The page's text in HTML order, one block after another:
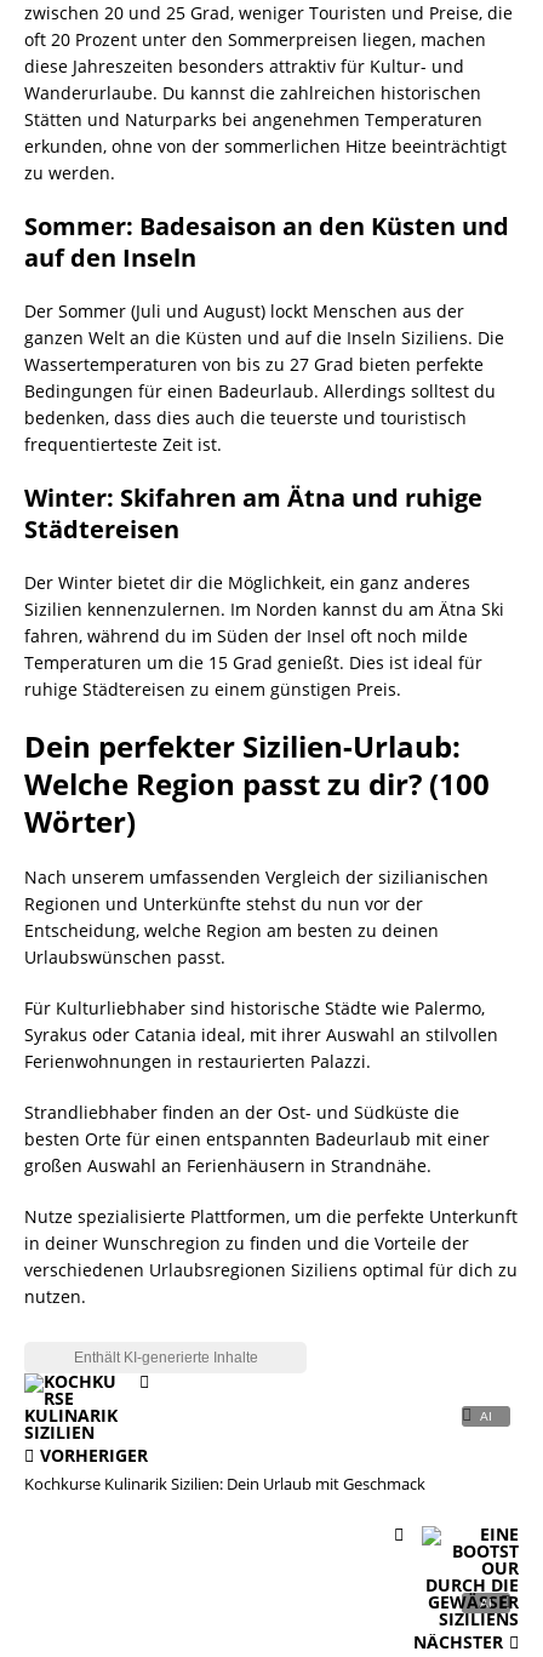
zwischen 20 und 25 Grad, weniger Touristen und Preise, die
oft 20 Prozent unter den Sommerpreisen liegen, machen
diese Jahreszeiten besonders attraktiv für Kultur- und
Wanderurlaube. Du kannst die zahlreichen historischen
Stätten und Naturparks bei angenehmen Temperaturen
erkunden, ohne von der sommerlichen Hitze beeinträchtigt
zu werden.
Sommer: Badesaison an den Küsten und
auf den Inseln
Der Sommer (Juli und August) lockt Menschen aus der
ganzen Welt an die Küsten und auf die Inseln Siziliens. Die
Wassertemperaturen von bis zu 27 Grad bieten perfekte
Bedingungen für einen Badeurlaub. Allerdings solltest du
bedenken, dass dies auch die teuerste und touristisch
frequentierteste Zeit ist.
Winter: Skifahren am Ätna und ruhige
Städtereisen
Der Winter bietet dir die Möglichkeit, ein ganz anderes
Sizilien kennenzulernen. Im Norden kannst du am Ätna Ski
fahren, während du im Süden der Insel oft noch milde
Temperaturen um die 15 Grad genießt. Dies ist ideal für
ruhige Städtereisen zu einem günstigen Preis.
Dein perfekter Sizilien-Urlaub:
Welche Region passt zu dir? (100
Wörter)
Nach unserem umfassenden Vergleich der sizilianischen
Regionen und Unterkünfte stehst du nun vor der
Entscheidung, welche Region am besten zu deinen
Urlaubswünschen passt.
Für Kulturliebhaber sind historische Städte wie Palermo,
Syrakus oder Catania ideal, mit ihrer Auswahl an stilvollen
Ferienwohnungen in restaurierten Palazzi.
Strandliebhaber finden an der Ost- und Südküste die
besten Orte für einen entspannten Badeurlaub mit einer
großen Auswahl an Ferienhäusern in Strandnähe.
Nutze spezialisierte Plattformen, um die perfekte Unterkunft
in deiner Wunschregion zu finden und die Vorteile der
verschiedenen Urlaubsregionen Siziliens optimal für dich zu
nutzen.
VORHERIGER
Kochkurse Kulinarik Sizilien: Dein Urlaub mit Geschmack
NÄCHSTER